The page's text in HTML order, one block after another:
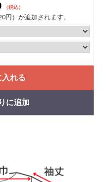
（税込）
円）が追加されます。
入れる
に追加